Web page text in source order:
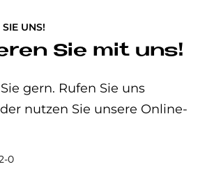
UNS!
Sie mit uns!
gern. Rufen Sie uns
nutzen Sie unsere Online-
0